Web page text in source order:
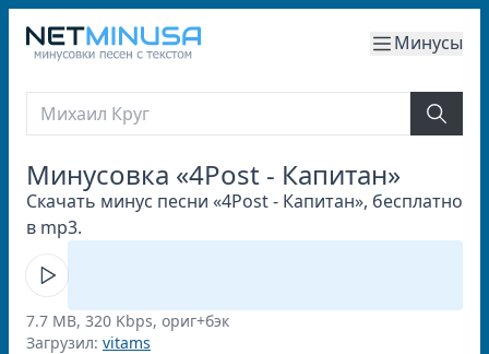
Минусы
Минусовка «4Post - Капитан»
Скачать минус песни «4Post - Капитан», бесплатно
в mp3.
7.7 MB, 320 Kbps, ориг+бэк
Загрузил: vitams